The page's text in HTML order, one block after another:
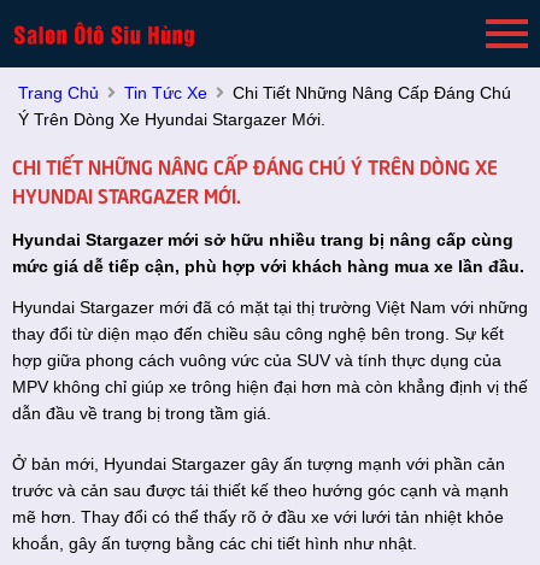
Trang Chủ Tin Tức Xe
Chi Tiết Những Nâng Cấp Đáng Chú
Ý Trên Dòng Xe Hyundai Stargazer Mới.
CHI TIẾT NHỮNG NÂNG CẤP ĐÁNG CHÚ Ý TRÊN DÒNG XE
HYUNDAI STARGAZER MỚI.
Hyundai Stargazer mới sở hữu nhiều trang bị nâng cấp cùng
mức giá dễ tiếp cận, phù hợp với khách hàng mua xe lần đầu.
Hyundai Stargazer mới đã có mặt tại thị trường Việt Nam với những
thay đổi từ diện mạo đến chiều sâu công nghệ bên trong. Sự kết
hợp giữa phong cách vuông vức của SUV và tính thực dụng của
MPV không chỉ giúp xe trông hiện đại hơn mà còn khẳng định vị thế
dẫn đầu về trang bị trong tầm giá.
Ở bản mới, Hyundai Stargazer gây ấn tượng mạnh với phần cản
trước và cản sau được tái thiết kế theo hướng góc cạnh và mạnh
mẽ hơn. Thay đổi có thể thấy rõ ở đầu xe với lưới tản nhiệt khỏe
khoắn, gây ấn tượng bằng các chi tiết hình như nhật.